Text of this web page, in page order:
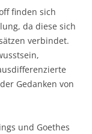
finden sich
da diese sich
verbindet.
Gedanken von
und Goethes